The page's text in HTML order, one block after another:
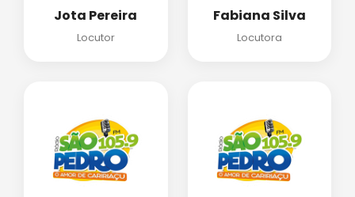
Jota Pereira
Locutor
Fabiana Silva
Locutora